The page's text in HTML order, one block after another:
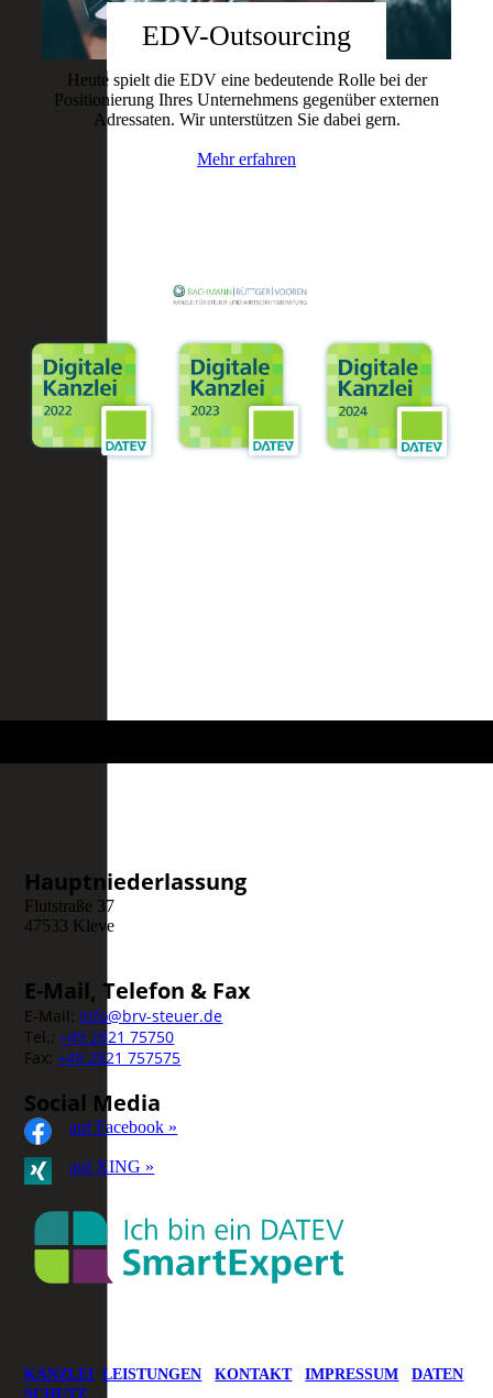
EDV-Outsourcing
Heute spielt die EDV eine bedeutende Rolle bei der
Positionierung Ihres Unternehmens gegenüber externen
Adressaten. Wir unterstützen Sie dabei gern.
Mehr erfahren
Hauptniederlassung
Flutstraße 37
47533 Kleve
E-Mail, Telefon & Fax
E-Mail: info@brv-steuer.de
Tel.:+49 2821 75750
Fax:+49 2821 757575
Social Media
auf Facebook »
auf XING »
KANZLEI LEISTUNGEN KONTAKT IMPRESSUM
DATEN
SCHUTZ